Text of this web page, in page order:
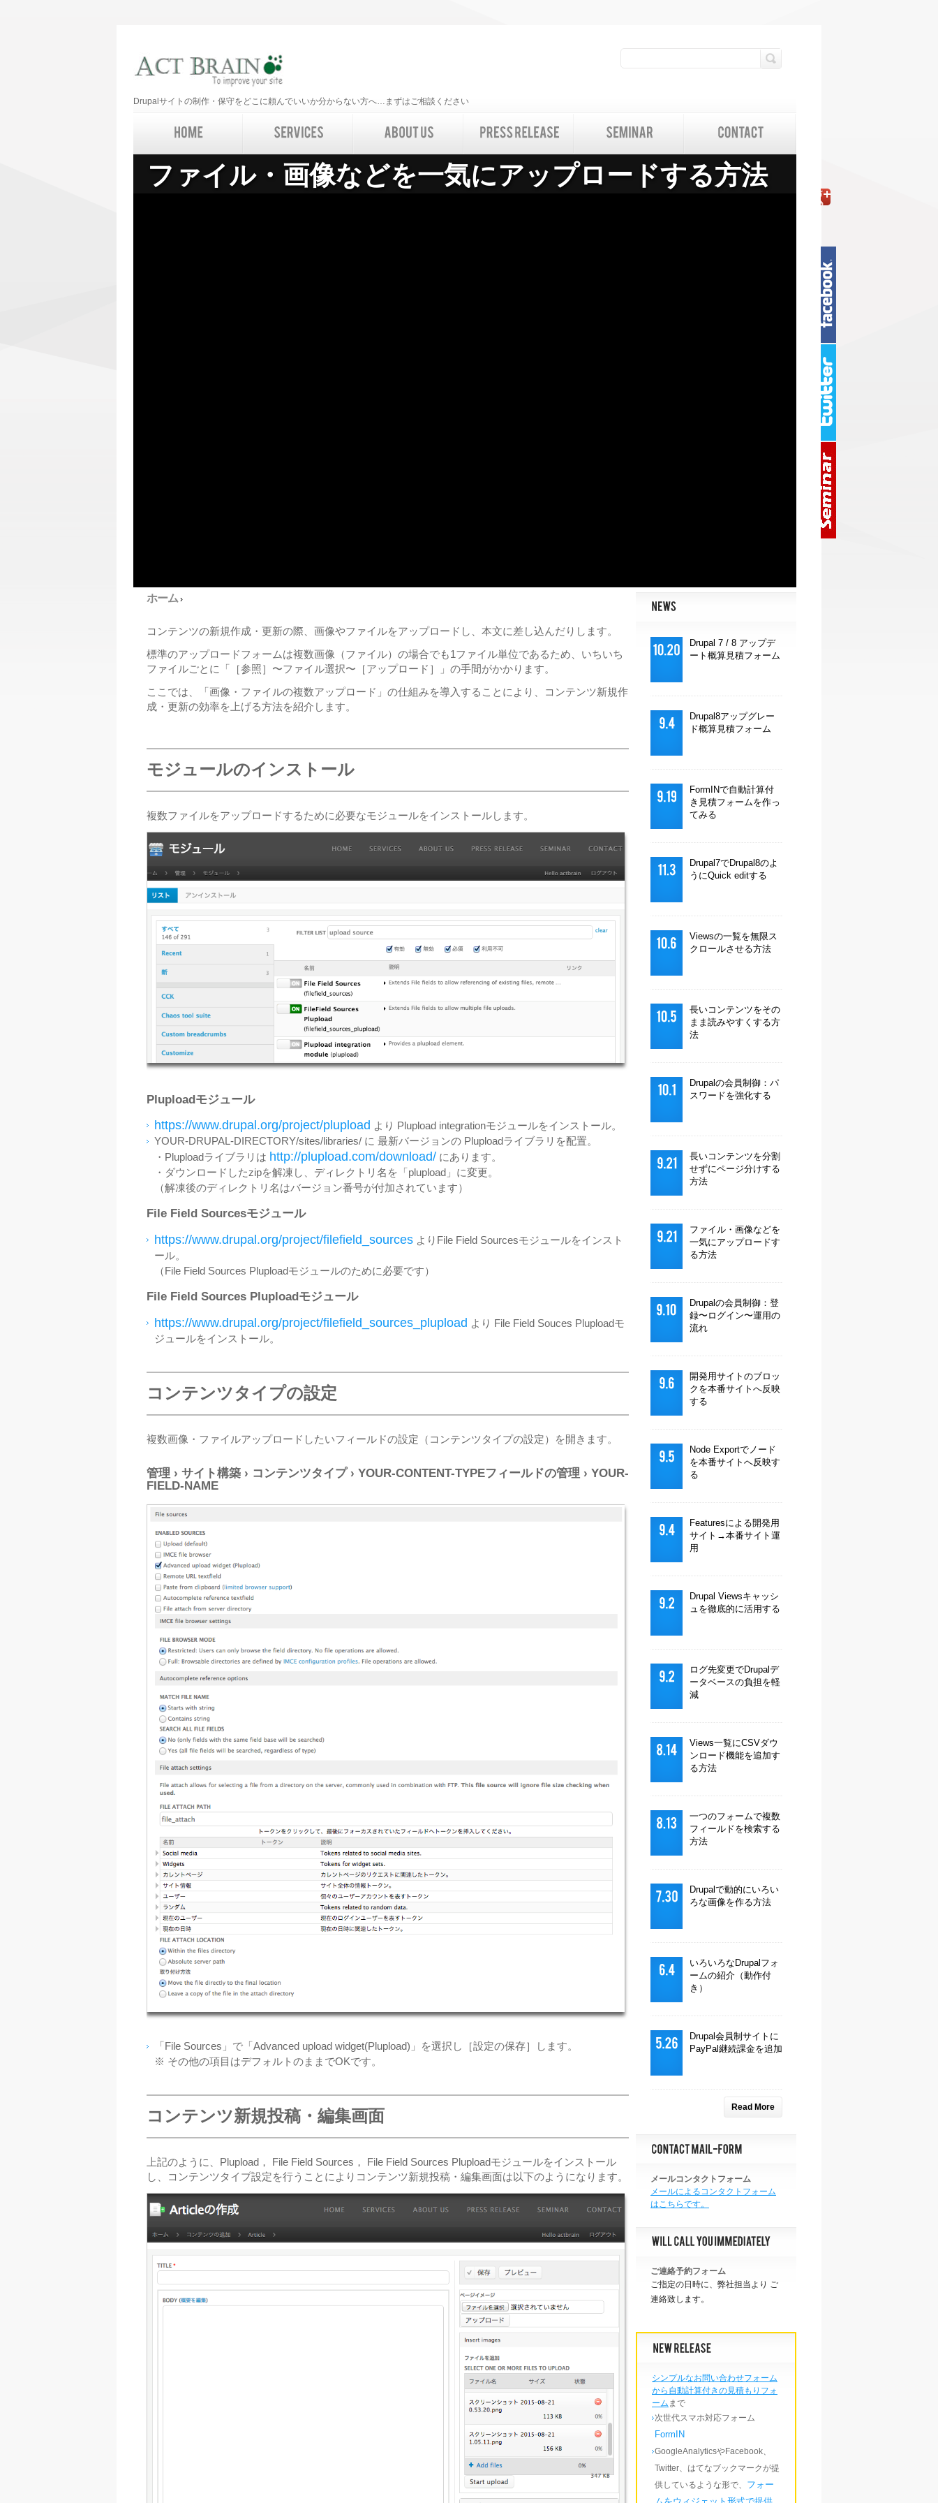
Drupalサイトの制作・保守をどこに頼んでいいか分からない方へ…まずはご相談ください
ファイル・画像などを一気にアップロードする方法
Drupal 7 / 8 アップデ
ート概算見積フォーム
Drupal8アップグレー
ド概算見積フォーム
FormINで自動計算付
き見積フォームを作っ
てみる
Drupal7でDrupal8のよ
うにQuick editする
Viewsの一覧を無限ス
クロールさせる方法
長いコンテンツをその
まま読みやすくする方
法
Drupalの会員制御：パ
スワードを強化する
長いコンテンツを分割
せずにページ分けする
方法
ファイル・画像などを
一気にアップロードす
る方法
Drupalの会員制御：登
録〜ログイン〜運用の
流れ
開発用サイトのブロッ
クを本番サイトへ反映
する
Node Exportでノード
を本番サイトへ反映す
る
Featuresによる開発用
サイト→本番サイト運
用
Drupal Viewsキャッシ
ュを徹底的に活用する
ログ先変更でDrupalデ
ータベースの負担を軽
減
Views一覧にCSVダウ
ンロード機能を追加す
る方法
一つのフォームで複数
フィールドを検索する
方法
Drupalで動的にいろい
ろな画像を作る方法
いろいろなDrupalフォ
ームの紹介（動作付
き）
Drupal会員制サイトに
PayPal継続課金を追加
Read More
メールコンタクトフォーム
メールによるコンタクトフォーム
はこちらです。
ご連絡予約フォーム
ご指定の日時に、弊社担当より ご
連絡致します。
シンプルなお問い合わせフォーム
から自動計算付きの見積もりフォ
ーム まで
次世代スマホ対応フォーム
FormIN
GoogleAnalyticsやFacebook、
Twitter、はてなブックマークが提
供しているような形で、 フォー
ホーム ›
コンテンツの新規作成・更新の際、画像やファイルをアップロードし、本文に差し込んだりします。
標準のアップロードフォームは複数画像（ファイル）の場合でも1ファイル単位であるため、いちいち
ファイルごとに「［参照］〜ファイル選択〜［アップロード］」の手間がかかります。
ここでは、「画像・ファイルの複数アップロード」の仕組みを導入することにより、コンテンツ新規作
成・更新の効率を上げる方法を紹介します。
モジュールのインストール
複数ファイルをアップロードするために必要なモジュールをインストールします。
Pluploadモジュール
https://www.drupal.org/project/plupload より Plupload integrationモジュールをインストール。
YOUR-DRUPAL-DIRECTORY/sites/libraries/ に 最新バージョンの Pluploadライブラリを配置。
・Pluploadライブラリは http://plupload.com/download/ にあります。
・ダウンロードしたzipを解凍し、ディレクトリ名を「plupload」に変更。
（解凍後のディレクトリ名はバージョン番号が付加されています）
File Field Sourcesモジュール
https://www.drupal.org/project/filefield_sources よりFile Field Sourcesモジュールをインスト
ール。
（File Field Sources Pluploadモジュールのために必要です）
File Field Sources Pluploadモジュール
https://www.drupal.org/project/filefield_sources_plupload より File Field Souces Pluploadモ
ジュールをインストール。
コンテンツタイプの設定
複数画像・ファイルアップロードしたいフィールドの設定（コンテンツタイプの設定）を開きます。
管理 › サイト構築 › コンテンツタイプ › YOUR-CONTENT-TYPEフィールドの管理 › YOUR-
FIELD-NAME
「File Sources」で「Advanced upload widget(Plupload)」を選択し［設定の保存］します。
※ その他の項目はデフォルトのままでOKです。
コンテンツ新規投稿・編集画面
上記のように、Plupload， File Field Sources， File Field Sources Pluploadモジュールをインストール
し、コンテンツタイプ設定を行うことによりコンテンツ新規投稿・編集画面は以下のようになります。